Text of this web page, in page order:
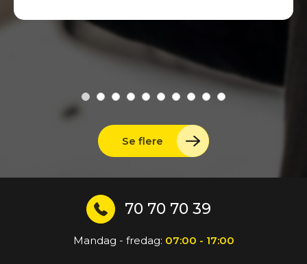
Se flere
70 70 70 39
Mandag - fredag: 07:00 - 17:00